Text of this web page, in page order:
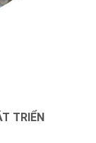
TRIỂN